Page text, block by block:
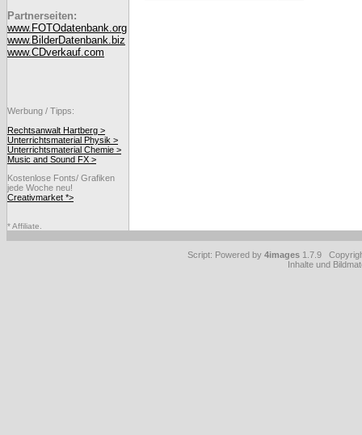
Partnerseiten:
www.FOTOdatenbank.org
www.BilderDatenbank.biz
www.CDverkauf.com
Werbung / Tipps:
Rechtsanwalt Hartberg >
Unterrichtsmaterial Physik >
Unterrichtsmaterial Chemie >
Music and Sound FX >
Kostenlose Fonts/ Grafiken
jede Woche neu!
Creativmarket *>
* Affiliate.
Script: Powered by 4images 1.7.9
Inhalte und